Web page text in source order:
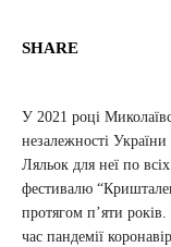
SHARE
У 2021 році
незалежності
Ляльок для неї по
фестивалю
протягом п’яти
час пандемії